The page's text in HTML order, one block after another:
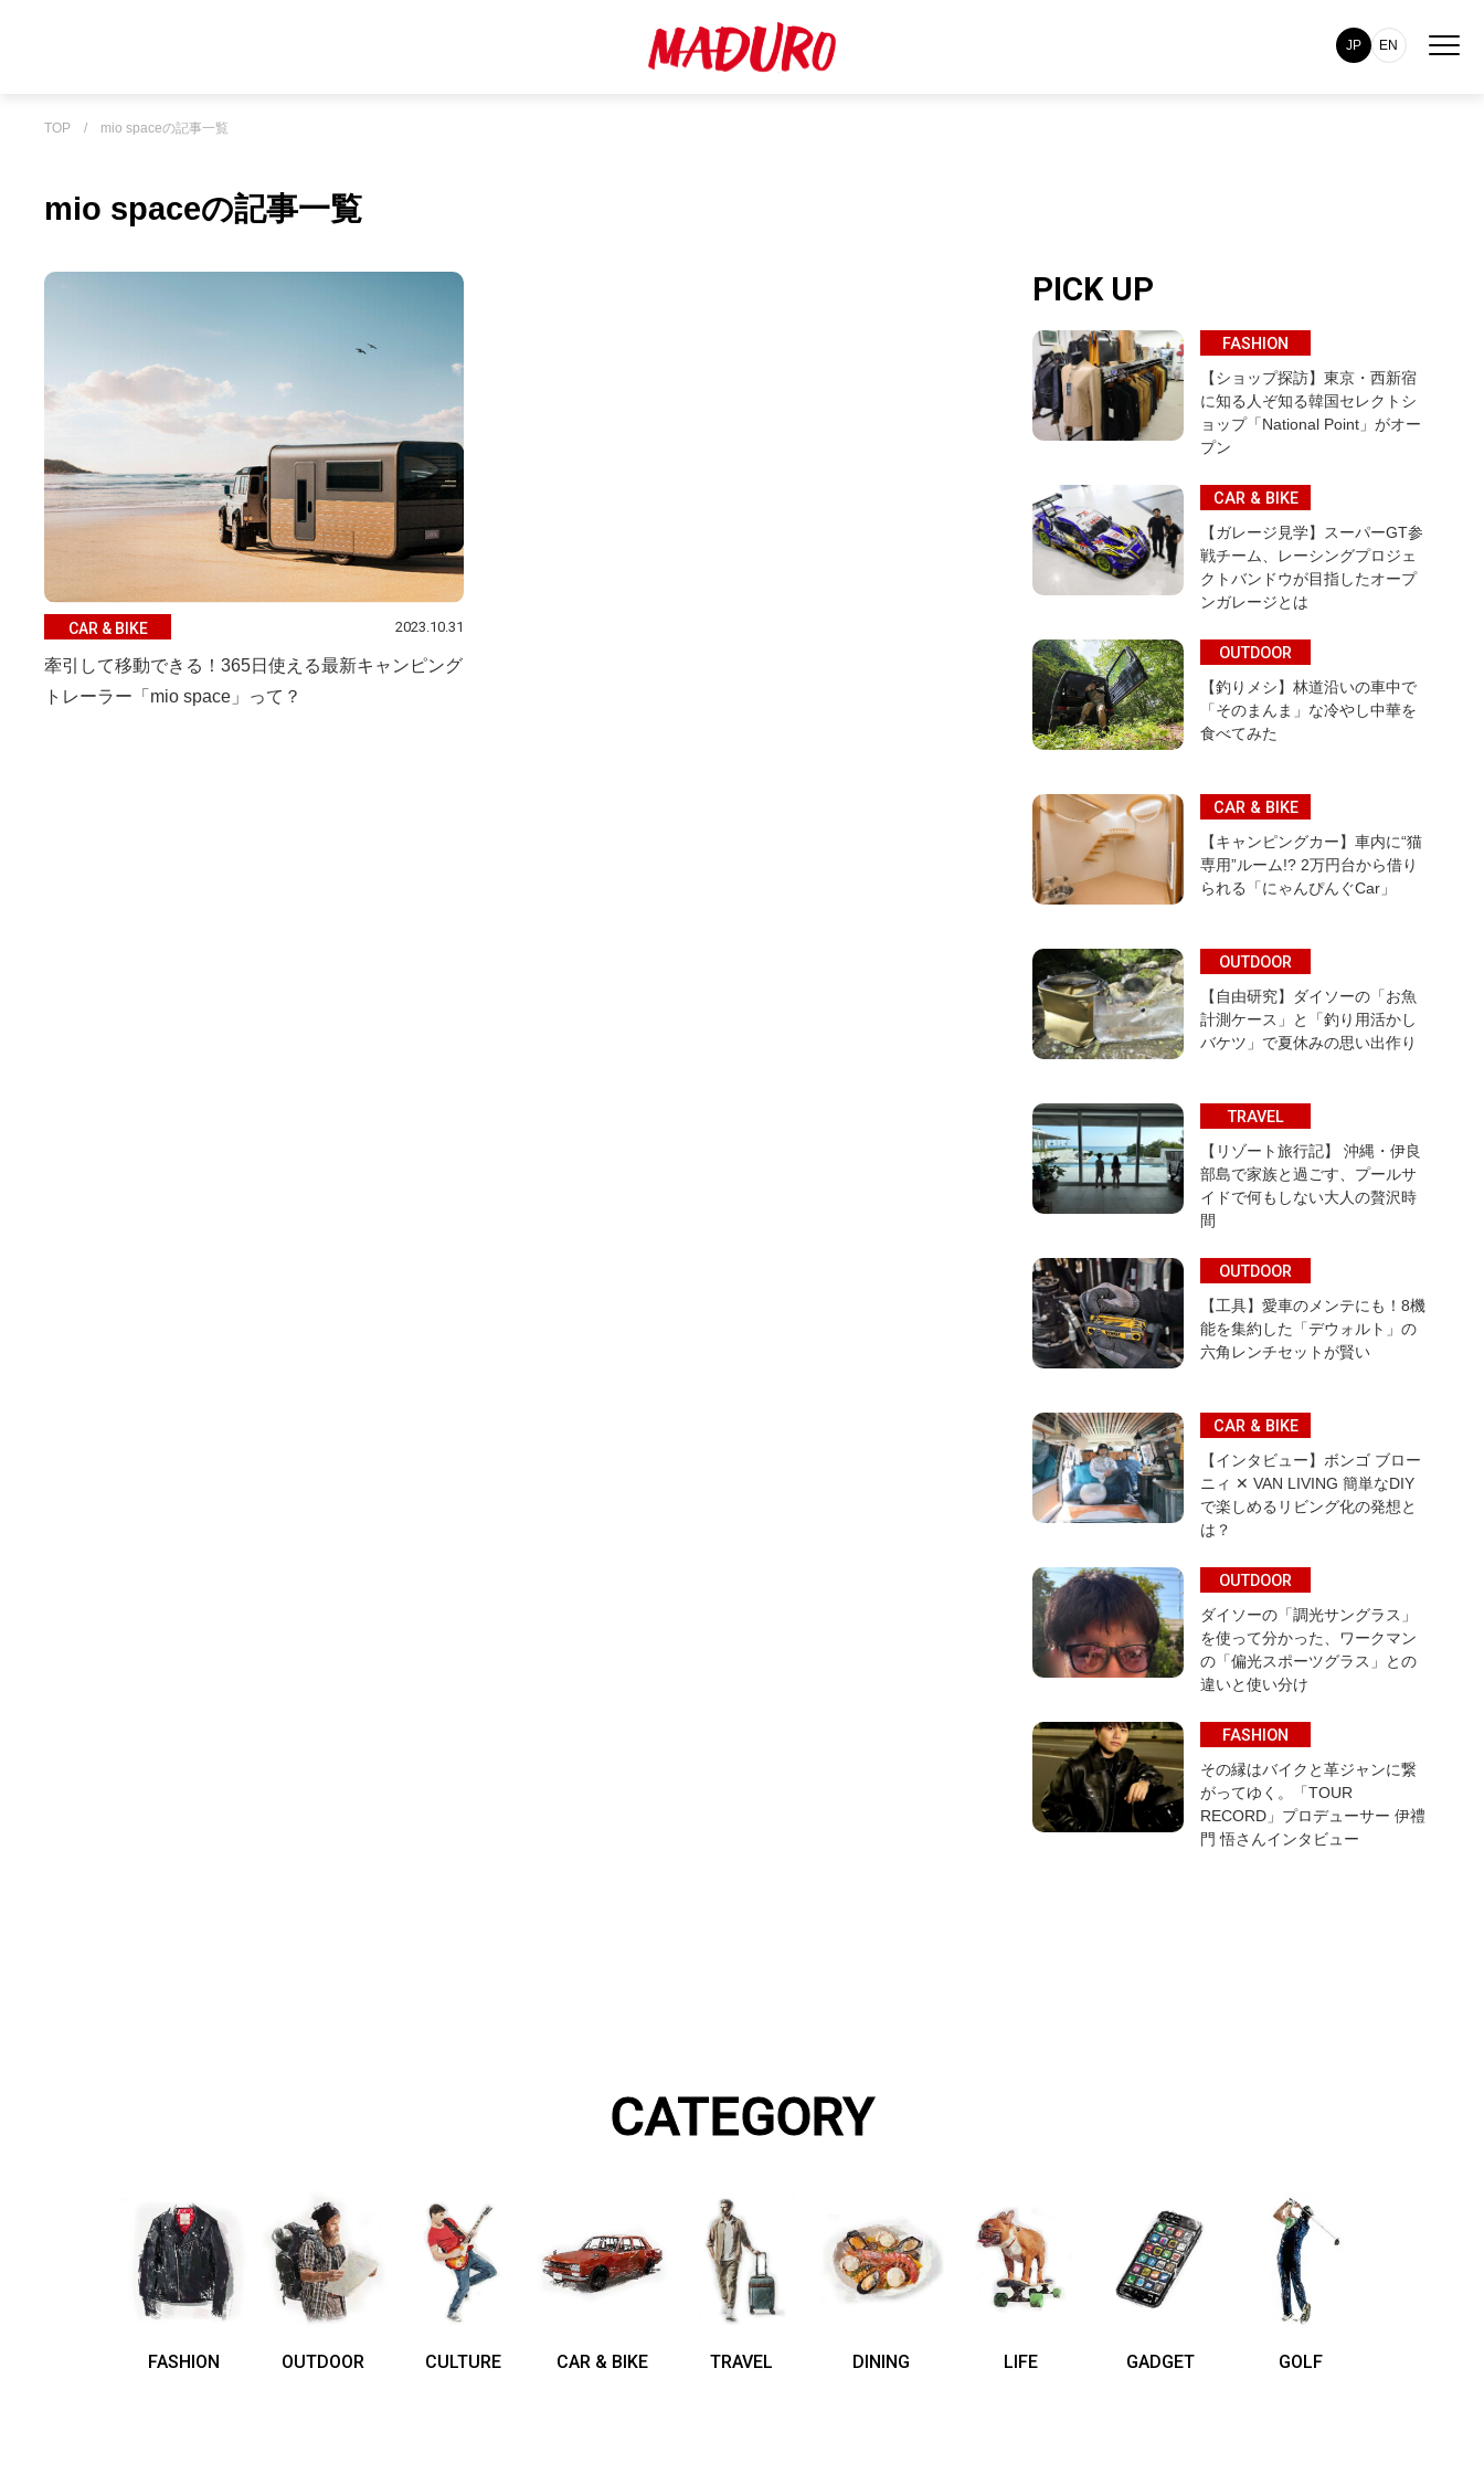
JP EN
TOP / mio spaceの記事一覧
mio spaceの記事一覧
CAR & BIKE 2023.10.31
牽引して移動できる！365日使える最新キャンピング
トレーラー「mio space」って？
PICK UP
FASHION
【ショップ探訪】東京・西新宿
に知る人ぞ知る韓国セレクトシ
ョップ「National Point」がオー
プン
CAR & BIKE
【ガレージ見学】スーパーGT参
戦チーム、レーシングプロジェ
クトバンドウが目指したオープ
ンガレージとは
OUTDOOR
【釣りメシ】林道沿いの車中で
「そのまんま」な冷やし中華を
食べてみた
CAR & BIKE
【キャンピングカー】車内に“猫
専用”ルーム!? 2万円台から借り
られる「にゃんぴんぐCar」
OUTDOOR
【自由研究】ダイソーの「お魚
計測ケース」と「釣り用活かし
バケツ」で夏休みの思い出作り
TRAVEL
【リゾート旅行記】 沖縄・伊良
部島で家族と過ごす、プールサ
イドで何もしない大人の贅沢時
間
OUTDOOR
【工具】愛車のメンテにも！8機
能を集約した「デウォルト」の
六角レンチセットが賢い
CAR & BIKE
【インタビュー】ボンゴ ブロー
ニィ ✕ VAN LIVING 簡単なDIY
で楽しめるリビング化の発想と
は？
OUTDOOR
ダイソーの「調光サングラス」
を使って分かった、ワークマン
の「偏光スポーツグラス」との
違いと使い分け
FASHION
その縁はバイクと革ジャンに繋
がってゆく。「TOUR
RECORD」プロデューサー 伊禮
門 悟さんインタビュー
CATEGORY
FASHION OUTDOOR CULTURE CAR & BIKE TRAVEL DINING LIFE GADGET GOLF